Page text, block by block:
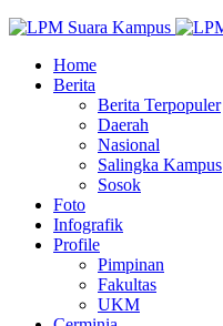
Home
Berita
Berita Terpopuler
Daerah
Nasional
Salingka Kampus
Sosok
Foto
Infografik
Profile
Pimpinan
Fakultas
UKM